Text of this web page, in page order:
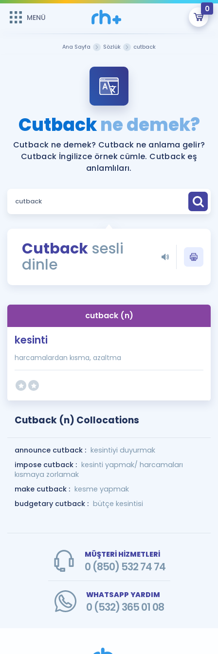
MENÜ
0
ÜYE DEĞİLİM
Sepetin Şu An Boş.
Remzi Hoca ile seni sınava hazırlayacak onlarca eğitim seni
bekliyor!
MENÜ
Faydalı Araçlar
Sözlük
Rehberlik Aracı
ÖSYM Sınav Takvimi
İngilizce Gramer
Hakkımızda
Ana Sayfa Sözlük cutback
Cutbackne demek?
Cutback ne demek? Cutback ne anlama gelir?
Cutback İngilizce örnek cümle. Cutback eş
anlamlıları.
Cutback sesli
dinle
cutback (n)
kesinti
harcamalardan kısma, azaltma
Cutback (n) Collocations
announce cutback : kesintiyi duyurmak
impose cutback : kesinti yapmak/ harcamaları
kısmaya zorlamak
make cutback : kesme yapmak
budgetary cutback : bütçe kesintisi
MÜŞTERİ HİZMETLERİ
0 (850) 532 74 74
WHATSAPP YARDIM
0 (532) 365 01 08